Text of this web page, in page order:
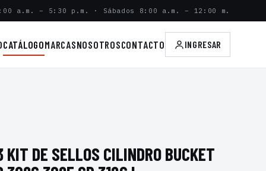
a.m. – 5:30 p.m. · Sábados 8:00 a.m. – 12:00 m.
CATÁLOGOMARCASNOSOTROSCONTACTO INGRESAR
DE SELLOS CILINDRO BUCKET